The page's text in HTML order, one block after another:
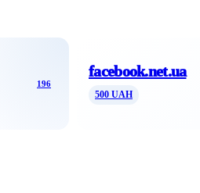
196
facebook.net.ua
500 UAH